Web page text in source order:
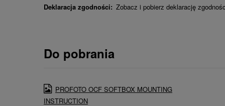
Deklaracja zgodności: Zobacz i pobierz deklarację
Do pobrania
PROFOTO OCF SOFTBOX MOUNTING
INSTRUCTION